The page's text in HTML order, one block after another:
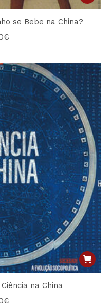
se Bebe na China?
€
na China
€